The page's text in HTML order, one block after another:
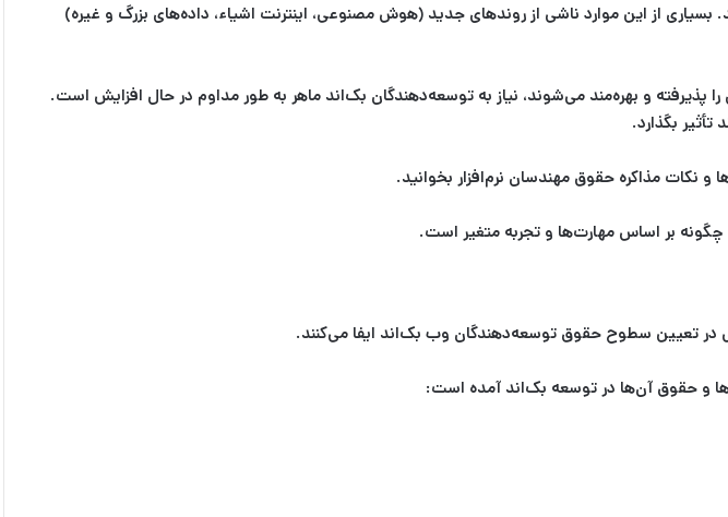
و پیش‌بینی می‌شود که تا سال ۲۰۲۸ به حجم بازار ۱۷۷۱ میلیارد دلار برسد. بسیاری از این موارد ناشی از روندهای جدید (هوش مصنوعی، اینترنت اشیاء، داده‌های بزرگ و غیره)
و بهره‌مند می‌شوند، نیاز به توسعه‌دهندگان بک‌اند ماهر به طور مداوم در حال افزایش است.
بگذارد.
و نکات مذاکره حقوق مهندسان نرم‌افزار بخوانید.
چگونه بر اساس مهارت‌ها و تجربه متغیر است.
تعیین سطوح حقوق توسعه‌دهندگان وب بک‌اند ایفا می‌کنند.
و حقوق آن‌ها در توسعه بک‌اند آمده است: